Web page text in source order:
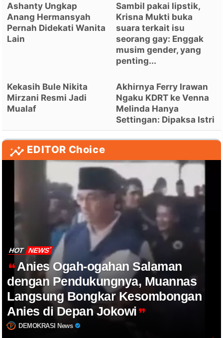
Ashanty Ungkap
Anang Hermansyah
Pernah Didekati Wanita
Lain
Sambil pakai lipstik,
Krisna Mukti buka
suara terkait isu
seorang gay: Enggak
musim gender, yang
penting...
Kekasih Bule Nikita
Mirzani Resmi Jadi
Mualaf
Akhirnya Ferry Irawan
Ngaku KDRT ke Venna
Melinda Hanya
Settingan: Dipaksa Istri
EDITOR Choice
HOT NEWS
Anies Ogah-ogahan Salaman
dengan Pendukungnya, Muannas
Langsung Bongkar Kesombongan
Anies di Depan Jokowi
DEMOKRASI News